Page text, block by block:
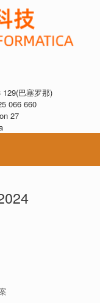
巴塞罗那)
066 660
27